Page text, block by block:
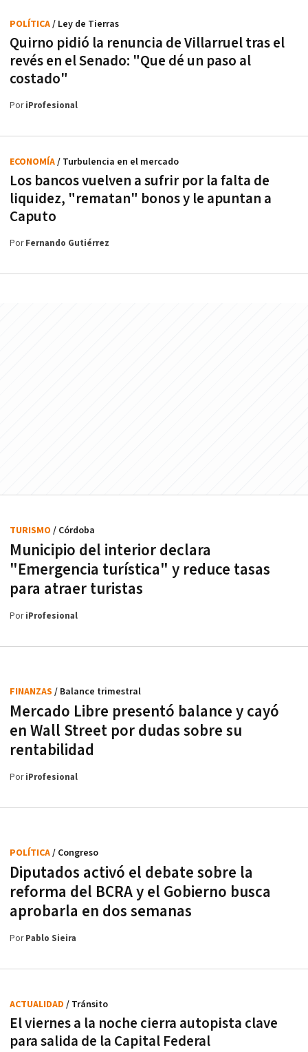
Quirno pidió la renuncia de Villarruel tras el
revés en el Senado: "Que dé un paso al
costado"
POLÍTICA/ Ley de Tierras
PoriProfesional
Los bancos vuelven a sufrir por la falta de
liquidez, "rematan" bonos y le apuntan a
Caputo
ECONOMÍA/ Turbulencia en el mercado
PorFernando Gutiérrez
Municipio del interior declara
"Emergencia turística" y reduce tasas
para atraer turistas
TURISMO / Córdoba
PoriProfesional
Mercado Libre presentó balance y cayó
en Wall Street por dudas sobre su
rentabilidad
FINANZAS / Balance trimestral
PoriProfesional
Diputados activó el debate sobre la
reforma del BCRA y el Gobierno busca
aprobarla en dos semanas
POLÍTICA/ Congreso
PorPablo Sieira
El viernes a la noche cierra autopista clave
para salida de la Capital Federal
ACTUALIDAD / Tránsito